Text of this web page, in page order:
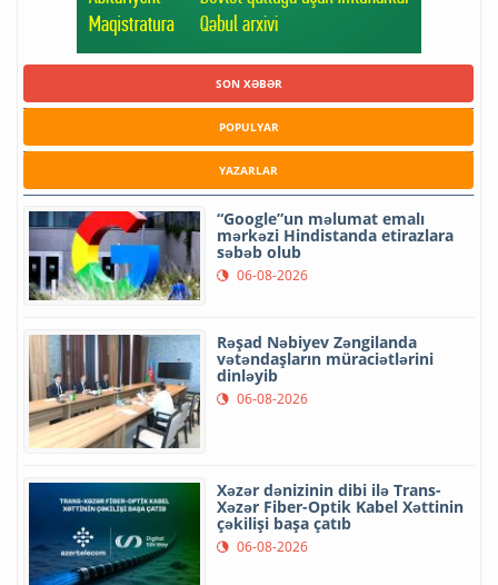
SON XƏBƏR
POPULYAR
YAZARLAR
“Google”un məlumat emalı
mərkəzi Hindistanda etirazlara
səbəb olub
06-08-2026
Rəşad Nəbiyev Zəngilanda
vətəndaşların müraciətlərini
dinləyib
06-08-2026
Xəzər dənizinin dibi ilə Trans-
Xəzər Fiber-Optik Kabel Xəttinin
çəkilişi başa çatıb
06-08-2026